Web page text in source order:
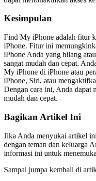
Kesimpulan
Find My iPhone adalah fitur
iPhone. Fitur ini
iPhone Anda yang hilang
sangat mudah dan cepat.
My iPhone di iPhone atau
iPhone, Siri, atau
Dengan cara ini, Anda dapat
mudah dan cepat.
Bagikan Artikel Ini
Jika Anda menyukai artikel
dengan teman dan keluarga
informasi ini untuk
Sampai jumpa kembali di